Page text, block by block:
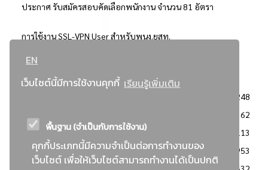
EN
เว็บไซต์นี้มีการใช้งานคุกกี้ เรียนรู้เพิ่มเติม
พื้นฐาน (จำเป็นกับการใช้งาน)
คุกกี้ประเภทนี้มีความจำเป็นต่อการทำงานของ
เว็บไซต์ เพื่อให้เว็บไซต์สามารถทำงานได้เป็นปกติ
ประกาศ รับสมัครสอบคัดเลือกพนักงาน จำนวน 81 อัตรา
การใช้งาน SSL-VPN User สำหรับพนง.ยสท.
..ยอดนิยม..
3248
2362
: วิธีเฉพาะเจาะจง
2113
ข่าวสาร/ประกาศ
1953